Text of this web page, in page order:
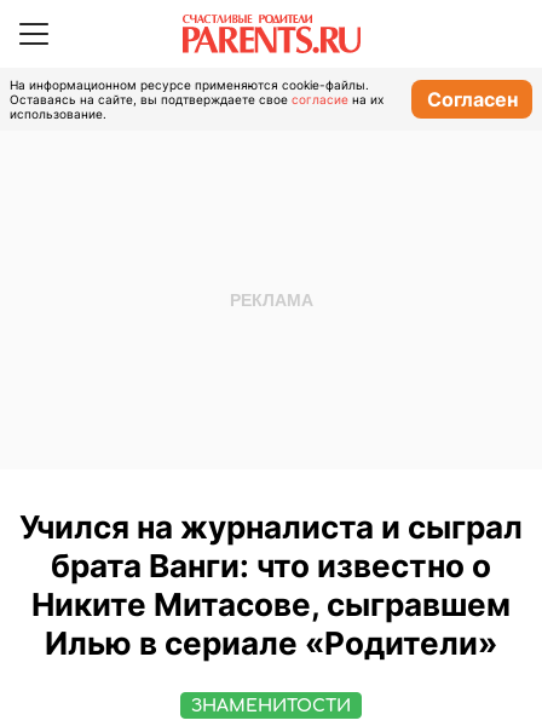
На информационном ресурсе применяются cookie-файлы.
Оставаясь на сайте, вы подтверждаете свое согласие на их
использование.
Согласен
Учился на журналиста и сыграл
брата Ванги: что известно о
Никите Митасове, сыгравшем
Илью в сериале «Родители»
ЗНАМЕНИТОСТИ